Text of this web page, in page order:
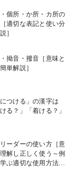
個所・か所・カ所の
適切な表記と使い分
］
拗音・撥音［意味と
単解説］
につける」の漢字は
ける？」「着ける？」
ーダーの使い方［意
解し正しく使う～例
ぶ適切な使用方法